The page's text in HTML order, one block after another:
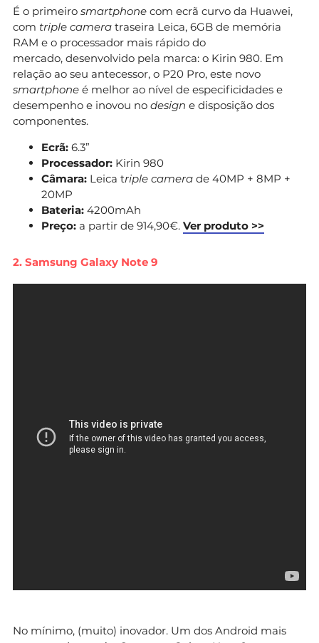
É o primeiro smartphone com ecrã curvo da Huawei,
com triple camera traseira Leica, 6GB de memória
RAM e o processador mais rápido do
mercado, desenvolvido pela marca: o Kirin 980. Em
relação ao seu antecessor, o P20 Pro, este novo
smartphone é melhor ao nível de especificidades e
desempenho e inovou no design e disposição dos
componentes.
Ecrã: 6.3”
Processador: Kirin 980
Câmara: Leica triple camera de 40MP + 8MP +
20MP
Bateria: 4200mAh
Preço: a partir de 914,90€. Ver produto >>
2. Samsung Galaxy Note 9
No mínimo, (muito) inovador. Um dos Android mais